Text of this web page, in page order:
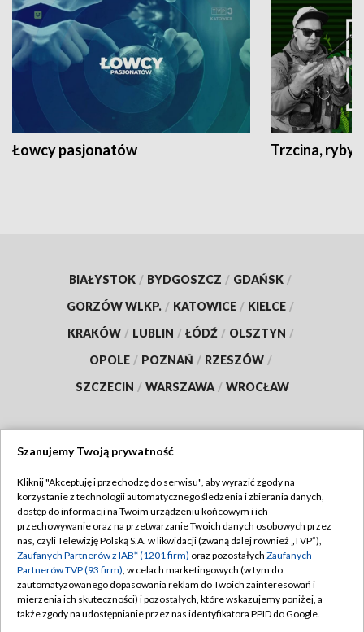
Łowcy pasjonatów Trzcina, ryby
BIAŁYSTOK / BYDGOSZCZ / GDAŃSK /
GORZÓW WLKP. / KATOWICE / KIELCE /
KRAKÓW / LUBLIN / ŁÓDŹ / OLSZTYN /
OPOLE / POZNAŃ / RZESZÓW /
SZCZECIN / WARSZAWA / WROCŁAW
TVP
Abonament TVP
Emisja w TVP
Centrum informacji TVP
Naziemna Telewizja Cyfrowa
Regulamin TVP
Polityka prywatności
Moje zgody
Pomoc
Szanujemy Twoją prywatność
Kliknij "Akceptuję i przechodzę do serwisu", aby wyrazić zgody na
korzystanie z technologii automatycznego śledzenia i zbierania danych,
dostęp do informacji na Twoim urządzeniu końcowym i ich
przechowywanie oraz na przetwarzanie Twoich danych osobowych przez
nas, czyli Telewizję Polską S.A. w likwidacji (zwaną dalej również „TVP”),
Zaufanych Partnerów z IAB* (1201 firm) oraz pozostałych Zaufanych
Partnerów TVP (93 firm), w celach marketingowych (w tym do
zautomatyzowanego dopasowania reklam do Twoich zainteresowań i
mierzenia ich skuteczności) i pozostałych, które wskazujemy poniżej, a
także zgody na udostępnianie przez nas identyfikatora PPID do Google.